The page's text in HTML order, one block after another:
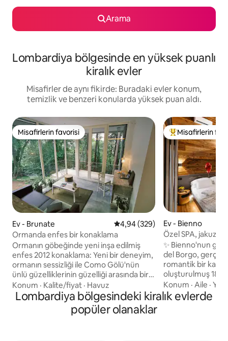
Arama
Lombardiya bölgesinde en yüksek puanlı
kiralık evler
Misafirler de aynı fikirde: Buradaki evler konum,
temizlik ve benzeri konularda yüksek puan aldı.
Misafirlerin favorisi
Misafirlerin favorisi
Ev - Brunate 5 üzerinden ortalama 4,94
4,94 (329)
Ormanda enfes bir konaklama
Ormanın göbeğinde yeni inşa edilmiş
enfes 2012 konaklama: Yeni bir deneyim,
ormanın sessizliği ile Como Gölü'nün
ünlü güzelliklerinin güzelliği arasında bir
bağlantı arıyorsanız, işte burada:
brunate'de tatiliniz için sessiz, güzel,
rahat, ferah bir durum. Bu büyüleyici ev,
Brunate Köyü'nün yanındaki küçük bir
Konum · Kalite/fiyat · Havuz
Misafirlerin
Misafirlerin
Ev - Bienno
Özel SPA, jakuzi,
manzaralı lüks ev
✨ Bienno'nun
del Borgo,
romantik bir
oluşturulmuş 18.
evdir. Taş, ahşap
saunalı ve Alp
SPA'ya eşlik ediyor. Özel banyolu
Konum ·Aile ·
Lombardiya bölgesindeki kiralık evlerde
popüler olanaklar